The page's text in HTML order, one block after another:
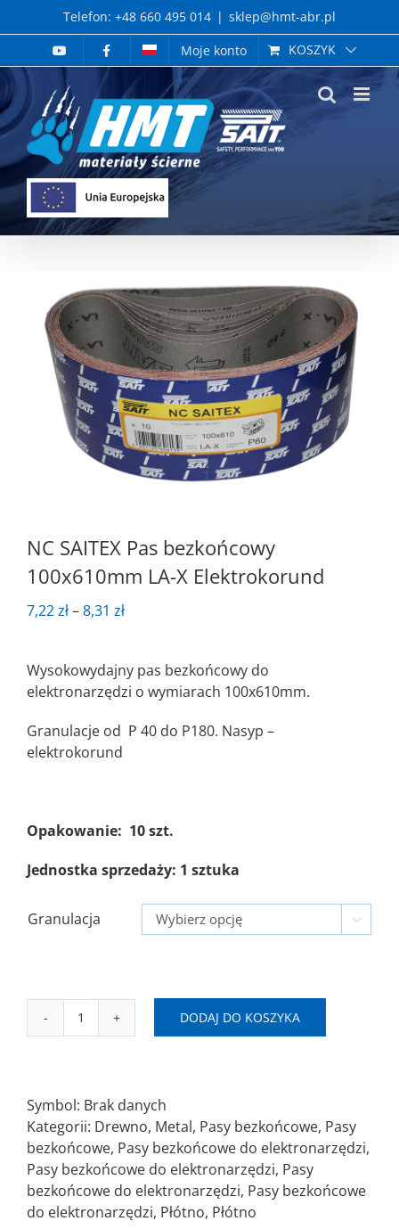
to
Telefon: +48 660 495 014 | sklep@hmt-abr.pl
Moje konto
KOSZYK
NC SAITEX Pas bezkońcowy
100x610mm LA-X Elektrokorund
7,22zł–8,31 złZakres
7,22 zł
do
Wysokowydajny pas bezkońcowy do
elektronarzędzi o wymiarach 100x610mm.
Granulacje od P 40 do P180. Nasyp –
elektrokorund
Opakowanie: 10 szt.
Jednostka sprzedaży: 1 sztuka
Granulacja 
ilość
bezkońcowy
100x610mm
LA-
X
Elektrokorund
DODAJ DO KOSZYKA
Symbol: Brak danych
Kategorii: Drewno, Metal, Pasy bezkońcowe, Pasy
bezkońcowe, Pasy bezkońcowe do elektronarzędzi,
Pasy bezkońcowe do elektronarzędzi, Pasy
bezkońcowe do elektronarzędzi, Pasy bezkońcowe
do elektronarzędzi, Płótno, Płótno